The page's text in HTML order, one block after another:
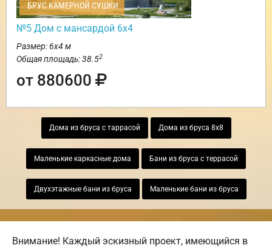
БРУС КАМЕРНОЙ СУШКИ
№5 Дом с мансардой 6х4
Размер: 6х4 м
Общая площадь: 38.52
от 880600
Дома из бруса с таррасой Дома из бруса 8х8
Маленькие каркасные дома Бани из бруса с террасой
Двухэтажные бани из бруса Маленькие бани из бруса
Внимание! Каждый эскизный проект, имеющийся в